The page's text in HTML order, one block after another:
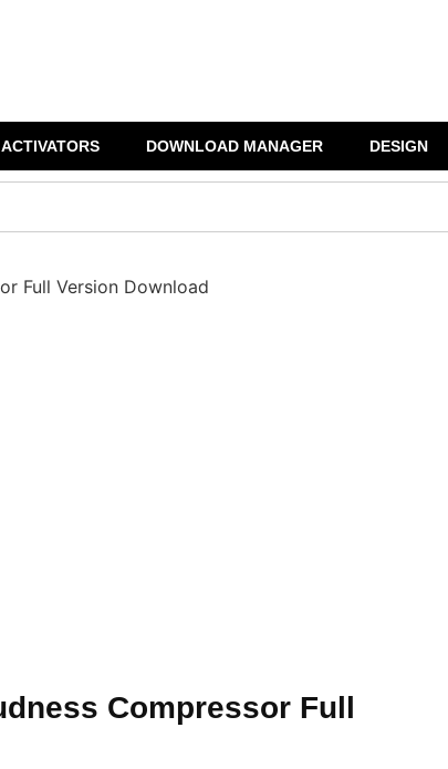
ACTIVATORS DOWNLOAD MANAGER DESIGN
Full Version Download
Compressor Full